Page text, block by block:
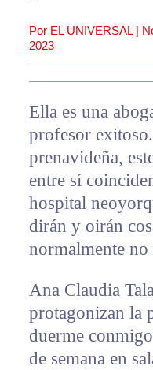
Por EL UNIVERSAL |
2023
Ella es una
profesor
prenavideña,
entre sí
hospital
dirán y oirán
normalmente
Ana Claudia
protagonizan la
duerme
de semana en